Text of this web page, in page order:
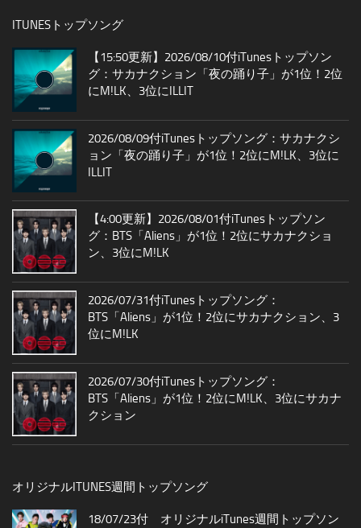
ITUNESトップソング
【15:50更新】2026/08/10付iTunesトップソン
グ：サカナクション「夜の踊り子」が1位！2位
にM!LK、3位にILLIT
2026/08/09付iTunesトップソング：サカナクシ
ョン「夜の踊り子」が1位！2位にM!LK、3位に
ILLIT
【4:00更新】2026/08/01付iTunesトップソン
グ：BTS「Aliens」が1位！2位にサカナクショ
ン、3位にM!LK
2026/07/31付iTunesトップソング：
BTS「Aliens」が1位！2位にサカナクション、3
位にM!LK
2026/07/30付iTunesトップソング：
BTS「Aliens」が1位！2位にM!LK、3位にサカナ
クション
オリジナルITUNES週間トップソング
18/07/23付 オリジナルiTunes週間トップソン